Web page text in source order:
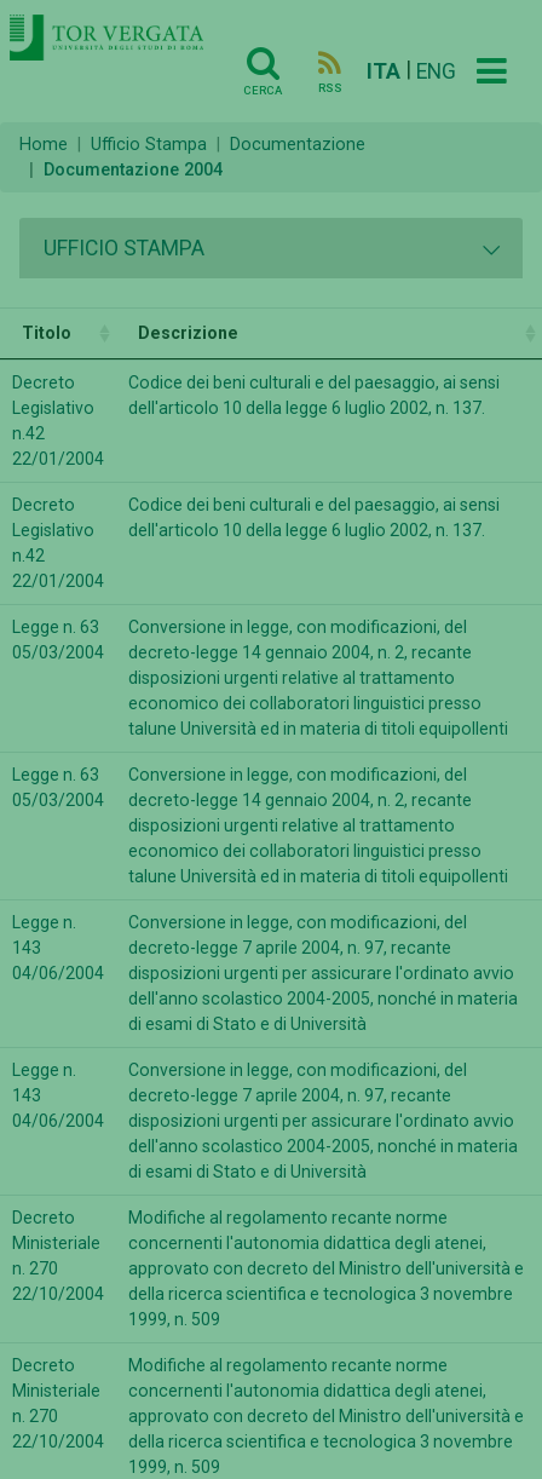
CERCA RSS
ITA ENG
Home Ufficio Stampa
Documentazione
Documentazione 2004
UFFICIO STAMPA
Titolo Descrizione
Decreto
Legislativo
n.42
22/01/2004
Codice dei beni culturali e del paesaggio, ai sensi
dell'articolo 10 della legge 6 luglio 2002, n. 137.
Decreto
Legislativo
n.42
22/01/2004
Codice dei beni culturali e del paesaggio, ai sensi
dell'articolo 10 della legge 6 luglio 2002, n. 137.
Legge n. 63
05/03/2004
Conversione in legge, con modificazioni, del
decreto-legge 14 gennaio 2004, n. 2, recante
disposizioni urgenti relative al trattamento
economico dei collaboratori linguistici presso
talune Università ed in materia di titoli equipollenti
Legge n. 63
05/03/2004
Conversione in legge, con modificazioni, del
decreto-legge 14 gennaio 2004, n. 2, recante
disposizioni urgenti relative al trattamento
economico dei collaboratori linguistici presso
talune Università ed in materia di titoli equipollenti
Legge n.
143
04/06/2004
Conversione in legge, con modificazioni, del
decreto-legge 7 aprile 2004, n. 97, recante
disposizioni urgenti per assicurare l'ordinato avvio
dell'anno scolastico 2004-2005, nonché in materia
di esami di Stato e di Università
Legge n.
143
04/06/2004
Conversione in legge, con modificazioni, del
decreto-legge 7 aprile 2004, n. 97, recante
disposizioni urgenti per assicurare l'ordinato avvio
dell'anno scolastico 2004-2005, nonché in materia
di esami di Stato e di Università
Decreto
Ministeriale
n. 270
22/10/2004
Modifiche al regolamento recante norme
concernenti l'autonomia didattica degli atenei,
approvato con decreto del Ministro dell'università e
della ricerca scientifica e tecnologica 3 novembre
1999, n. 509
Decreto
Ministeriale
n. 270
22/10/2004
Modifiche al regolamento recante norme
concernenti l'autonomia didattica degli atenei,
approvato con decreto del Ministro dell'università e
della ricerca scientifica e tecnologica 3 novembre
1999, n. 509